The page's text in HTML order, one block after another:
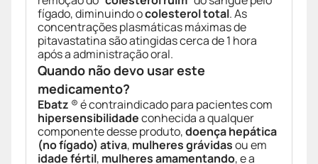
fígado, diminuindo ocolesterol total. As
concentrações plasmáticas máximas de
pitavastatina são atingidas cerca de 1 hora
após a administração oral.
Quando não devo usar este
medicamento?
Ebatz ® é contraindicado para pacientes com
hipersensibilidadeconhecida a qualquer
componente desse produto,doença hepática
(no fígado) ativa, mulheres grávidasou em
idade fértil, mulheres amamentando, e a